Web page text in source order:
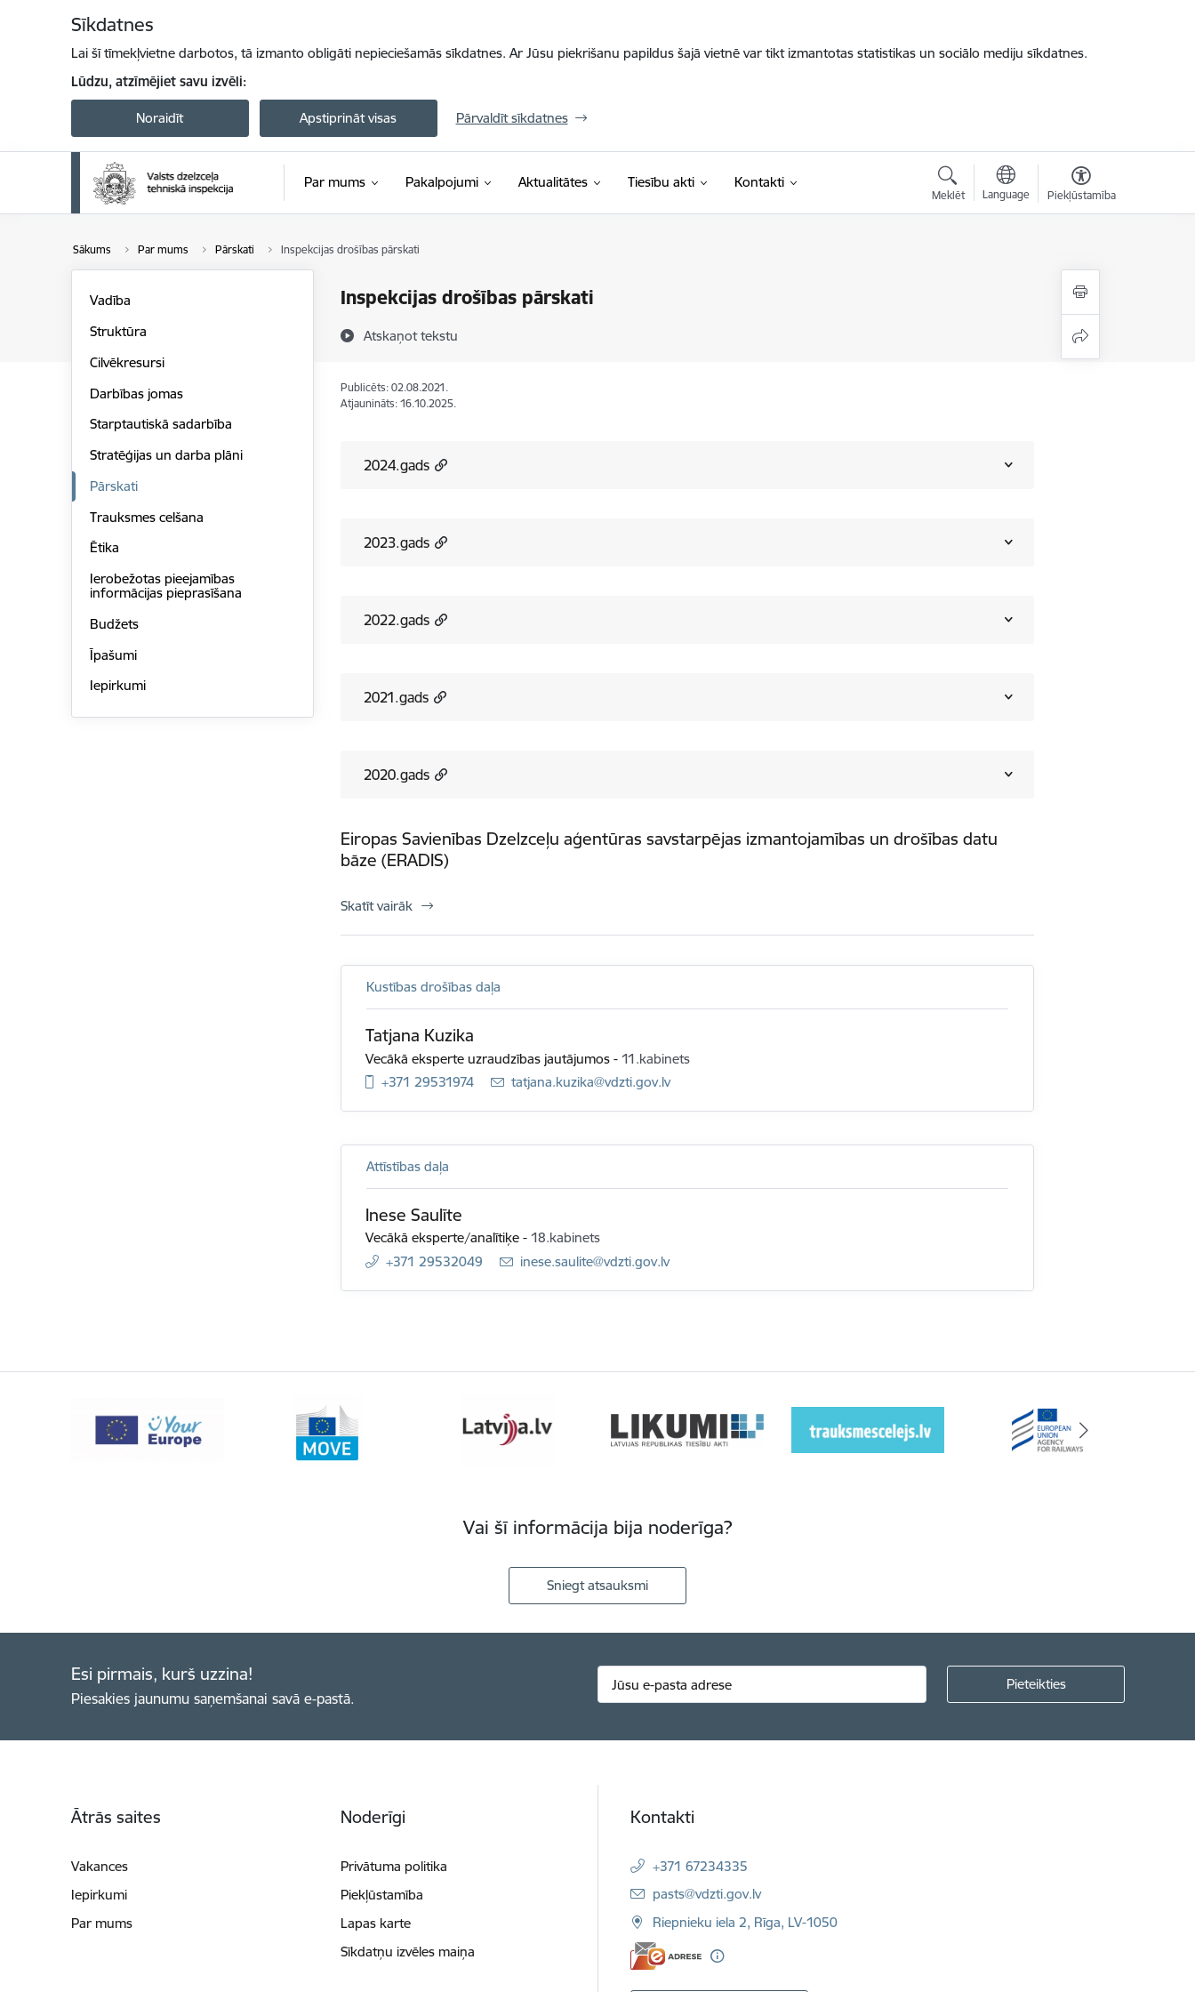
Sīkdatnes
Lai šī tīmekļvietne darbotos, tā izmanto obligāti nepieciešamās sīkdatnes. Ar Jūsu piekrišanu papildus šajā vietnē var tikt izmantotas statistikas un sociālo mediju sīkdatnes.
Lūdzu, atzīmējiet savu izvēli:
Noraidīt Apstiprināt visas Pārvaldīt sīkdatnes
Par mums Pakalpojumi Aktualitātes Tiesību akti Kontakti
Meklēt Language Piekļūstamība
Sākums Par mums Pārskati Inspekcijas drošības pārskati
Inspekcijas drošības pārskati
Atskaņot tekstu
Vadība
Struktūra
Cilvēkresursi
Darbības jomas
Starptautiskā sadarbība
Stratēģijas un darba plāni
Pārskati
Trauksmes celšana
Ētika
Ierobežotas pieejamības
informācijas pieprasīšana
Budžets
Īpašumi
Iepirkumi
Publicēts: 02.08.2021.
Atjaunināts: 16.10.2025.
2024.gads
2023.gads
2022.gads
2021.gads
2020.gads
Eiropas Savienības Dzelzceļu aģentūras savstarpējas izmantojamības un drošības datu
bāze (ERADIS)
Skatīt vairāk
Kustības drošības daļa
Tatjana Kuzika
Vecākā eksperte uzraudzības jautājumos - 11.kabinets
+371 29531974
E-pasts:
tatjana.kuzika@vdzti.gov.lv
Attīstības daļa
Inese Saulīte
Vecākā eksperte/analītiķe - 18.kabinets
+371 29532049
E-pasts:
inese.saulite@vdzti.gov.lv
Vai šī informācija bija noderīga?
Sniegt atsauksmi
Esi pirmais, kurš uzzina!
Piesakies jaunumu saņemšanai savā e-pastā.
Ātrās saites
Vakances
Iepirkumi
Par mums
Noderīgi
Privātuma politika
Piekļūstamība
Lapas karte
Sīkdatņu izvēles maiņa
Kontakti
+371 67234335
E-pasts:
pasts@vdzti.gov.lv
Riepnieku iela 2, Rīga, LV-1050